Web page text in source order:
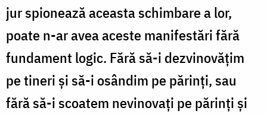
jur spionează aceasta schimbare a lor,
poate n-ar avea aceste manifestări fără
fundament logic. Fără să-i dezvinovăţim
pe tineri şi să-i osândim pe părinţi, sau
fără să-i scoatem nevinovaţi pe părinţi şi